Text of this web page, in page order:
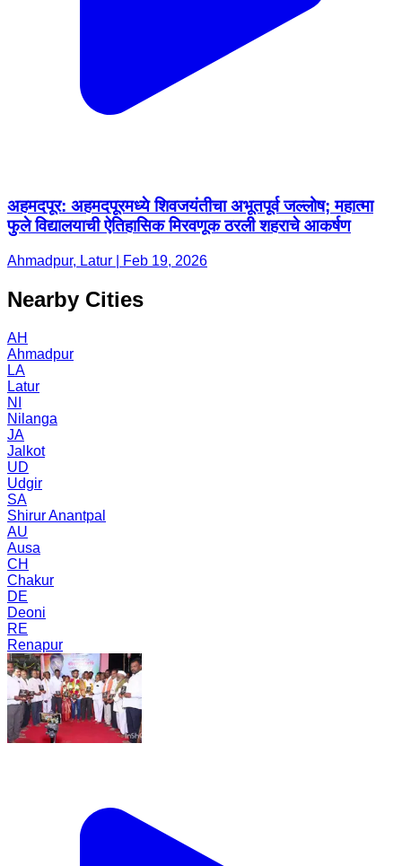
अहमदपूर: अहमदपूरमध्ये शिवजयंतीचा अभूतपूर्व जल्लोष; महात्मा
फुले विद्यालयाची ऐतिहासिक मिरवणूक ठरली शहराचे आकर्षण ​
Ahmadpur, Latur | Feb 19, 2026
Nearby Cities
AH
Ahmadpur
LA
Latur
NI
Nilanga
JA
Jalkot
UD
Udgir
SA
Shirur Anantpal
AU
Ausa
CH
Chakur
DE
Deoni
RE
Renapur